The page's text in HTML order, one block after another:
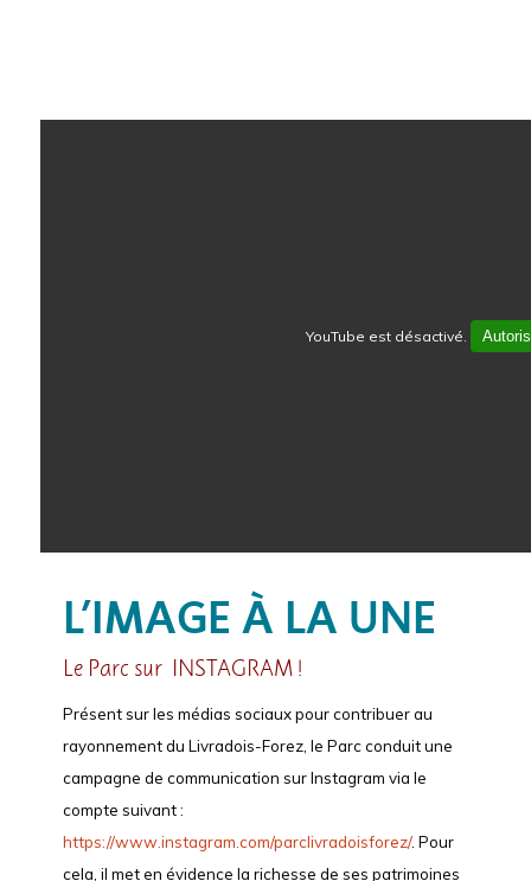
YouTube est désactivé.
L’IMAGE À LA UNE
Le Parc sur INSTAGRAM !
Présent sur les médias sociaux pour contribuer au
rayonnement du Livradois-Forez, le Parc conduit une
campagne de communication sur Instagram via le
compte suivant :
https://www.instagram.com/parclivradoisforez/. Pour
cela, il met en évidence la richesse de ses patrimoines